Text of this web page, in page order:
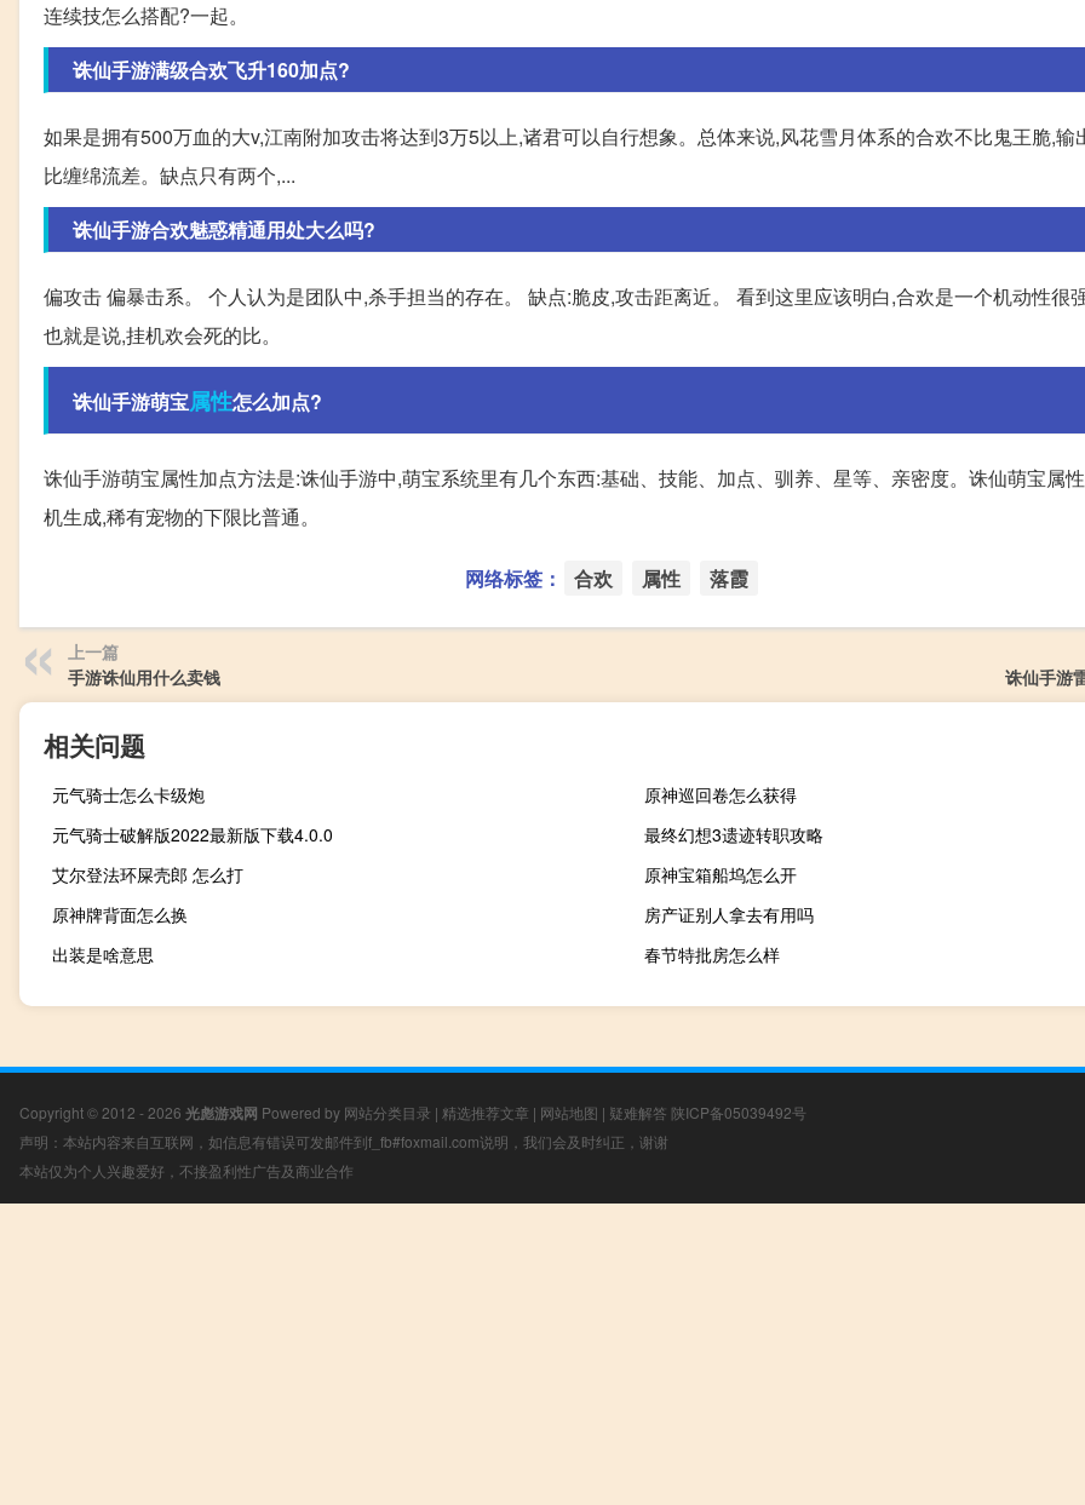
连续技怎么搭配?一起。
诛仙手游满级合欢飞升160加点?
如果是拥有500万血的大v,江南附加攻击将达到3万5以上,诸君可以自行想象。总体来说,风花雪月体系的合欢不比鬼王脆,输
比缠绵流差。缺点只有两个,...
诛仙手游合欢魅惑精通用处大么吗?
偏攻击 偏暴击系。 个人认为是团队中,杀手担当的存在。 缺点:脆皮,攻击距离近。 看到这里应该明白,合欢是一个机动性很
也就是说,挂机欢会死的比。
诛仙手游萌宝属性怎么加点?
诛仙手游萌宝属性加点方法是:诛仙手游中,萌宝系统里有几个东西:基础、技能、加点、驯养、星等、亲密度。诛仙萌宝属
机生成,稀有宠物的下限比普通。
网络标签： 合欢 属性 落霞
上一篇
手游诛仙用什么卖钱
诛仙手游
相关问题
元气骑士怎么卡级炮
原神巡回卷怎么获得
元气骑士破解版2022最新版下载4.0.0
最终幻想3遗迹转职攻略
艾尔登法环屎壳郎 怎么打
原神宝箱船坞怎么开
原神牌背面怎么换
房产证别人拿去有用吗
出装是啥意思
春节特批房怎么样
Copyright © 2012 - 2026 光彪游戏网 Powered by 网站分类目录 | 精选推荐文章 | 网站地图 | 疑难解答 陕ICP备05039492号
声明：本站内容来自互联网，如信息有错误可发邮件到f_fb#foxmail.com说明，我们会及时纠正，谢谢
本站仅为个人兴趣爱好，不接盈利性广告及商业合作